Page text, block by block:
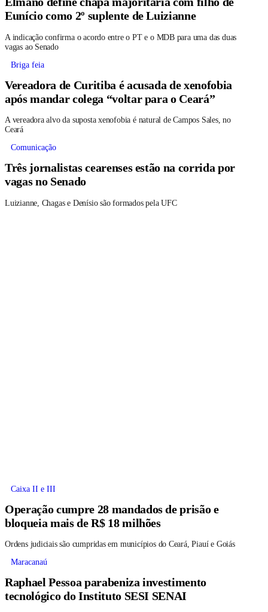
Eunício como 2º suplente de Luizianne
A indicação confirma o acordo entre o PT e o MDB para uma das duas
vagas ao Senado
Briga feia
Vereadora de Curitiba é acusada de xenofobia
após mandar colega “voltar para o Ceará”
A vereadora alvo da suposta xenofobia é natural de Campos Sales, no
Ceará
Comunicação
Três jornalistas cearenses estão na corrida por
vagas no Senado
Luizianne, Chagas e Denísio são formados pela UFC
Caixa II e III
Operação cumpre 28 mandados de prisão e
bloqueia mais de R$ 18 milhões
Ordens judiciais são cumpridas em municípios do Ceará, Piauí e Goiás
Maracanaú
Raphael Pessoa parabeniza investimento
tecnológico do Instituto SESI SENAI